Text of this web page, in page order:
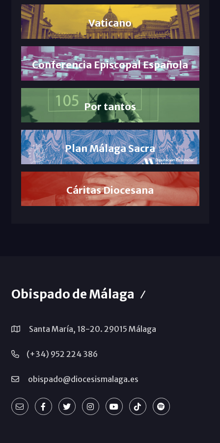
Vaticano
Conferencia Episcopal Española
Por tantos
Plan Málaga Sacra
Cáritas Diocesana
Obispado de Málaga
Santa María, 18-20. 29015 Málaga
(+34) 952 224 386
obispado@diocesismalaga.es